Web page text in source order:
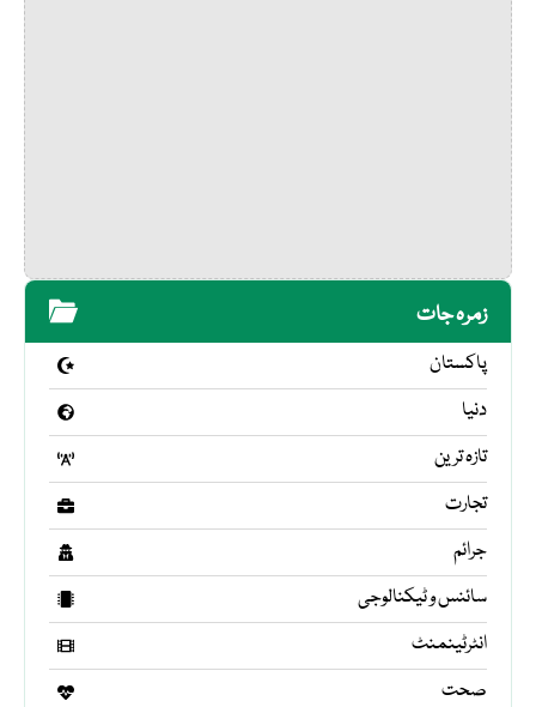
زمرہ جات
پاکستان
دنیا
تازہ ترین
تجارت
جرائم
سائنس و ٹیکنالوجی
انٹرٹینمنٹ
صحت